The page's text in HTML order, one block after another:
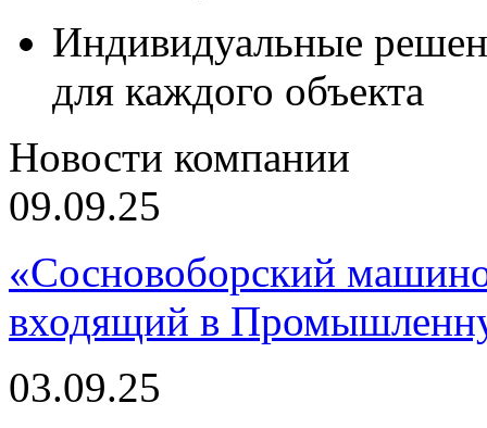
Индивидуальные
для каждого объекта
Новости компании
09.09.25
«Сосновоборский
входящий в
03.09.25